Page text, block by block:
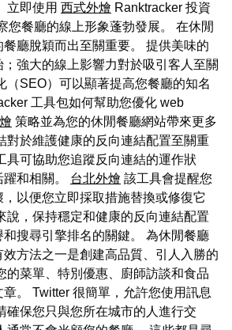
立即使用 西式外燴 Ranktracker 投資
您餐廳的線上形象蓬勃發展。 在休閒
廳脫穎而出至關重要。 提供美味的
強大的線上影響力對於吸引客人至關
（SEO）可以顯著提高您餐廳的知名
工具包如何幫助您優化 web
策略並為您的休閒餐廳網站帶來更多
對於維護健康的反向連結配置至關重
具可協助您追蹤反向連結的運作狀
和相關。 台北外燴 該工具會提醒您
以便您立即採取措施替換或修復它
說，保持穩定和健康的反向連結配置
搜尋引擎排名的關鍵。 為休閒餐廳
方法之一是創建高品質、引人入勝的
的菜單、特別優惠、廚師訪談和食品
。 Twitter 很簡單，允許您使用訊息
確保您只與您所在城市的人進行交